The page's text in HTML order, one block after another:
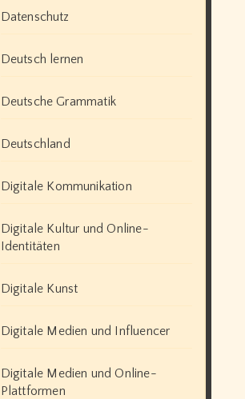
Datenschutz
Deutsch lernen
Deutsche Grammatik
Deutschland
Digitale Kommunikation
Digitale Kultur und Online-
Identitäten
Digitale Kunst
Digitale Medien und Influencer
Digitale Medien und Online-
Plattformen